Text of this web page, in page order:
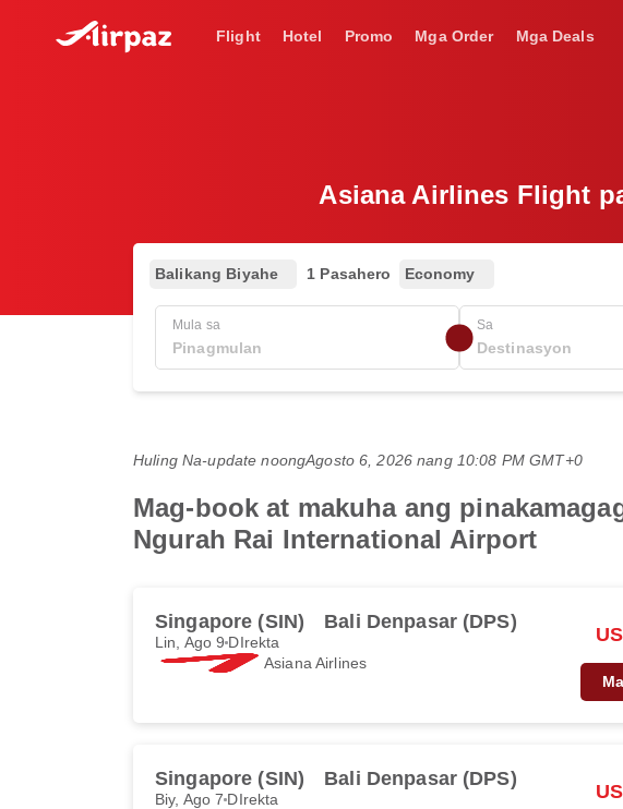
Flight Hotel Promo Mga Order Mga Deals
Asiana Airlines Flight
Balikang Biyahe 1 Pasahero Economy
Mula sa Sa
Huling Na-update noongAgosto 6, 2026 nang 10:08 PM GMT+0
Mag-book at makuha ang
Ngurah Rai International Airport
Singapore (SIN) Bali Denpasar (DPS)
Lin, Ago 9 DIrekta
Asiana Airlines
Singapore (SIN) Bali Denpasar (DPS)
Biy, Ago 7 DIrekta